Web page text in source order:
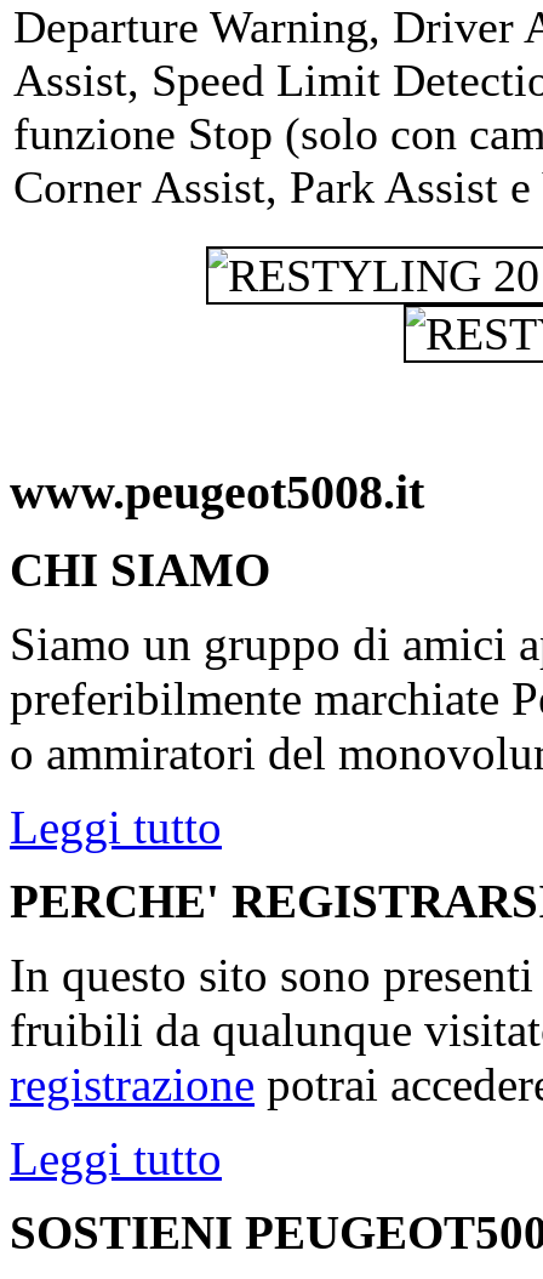
Departure Warning, Driver
Assist, Speed Limit
funzione Stop (solo con
Corner Assist, Park Assist
www.peugeot5008.it
CHI SIAMO
Siamo un gruppo di amici
preferibilmente marchiate
o ammiratori del
Leggi tutto
PERCHE'
In questo sito sono
fruibili da qualunque
registrazione potrai
Leggi tutto
SOSTIENI